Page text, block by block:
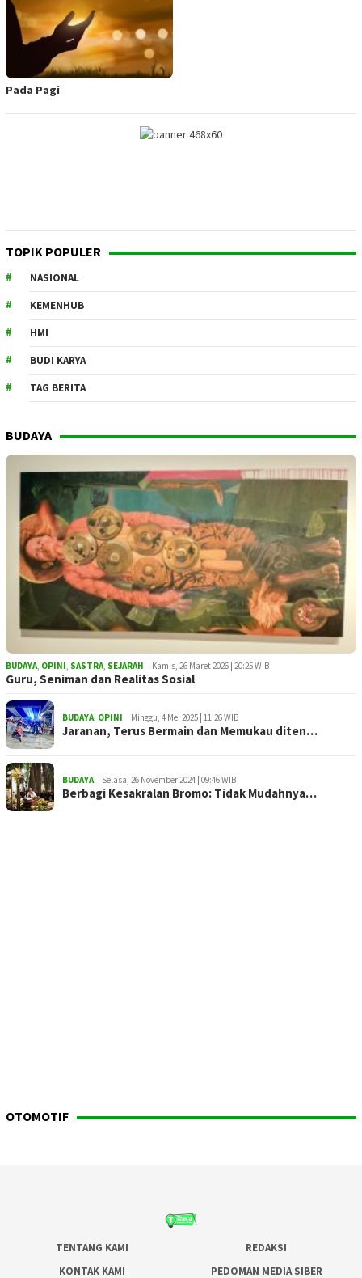
Pada Pagi
TOPIK POPULER
NASIONAL
KEMENHUB
HMI
BUDI KARYA
TAG BERITA
BUDAYA
BUDAYA OPINI SASTRA SEJARAH Kamis, 26 Maret 2026 | 20:25 WIB
Guru, Seniman dan Realitas Sosial
BUDAYA OPINI Minggu, 4 Mei 2025 | 11:26 WIB
Jaranan, Terus Bermain dan Memukau diten…
BUDAYA Selasa, 26 November 2024 | 09:46 WIB
Berbagi Kesakralan Bromo: Tidak Mudahnya…
OTOMOTIF
TENTANG KAMI
REDAKSI
KONTAK KAMI
PEDOMAN MEDIA SIBER